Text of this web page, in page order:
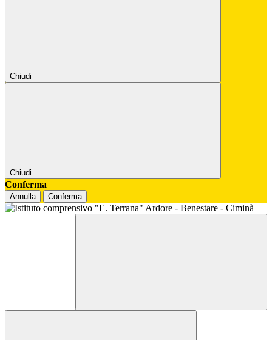
Chiudi
Chiudi
Conferma
Annulla Conferma